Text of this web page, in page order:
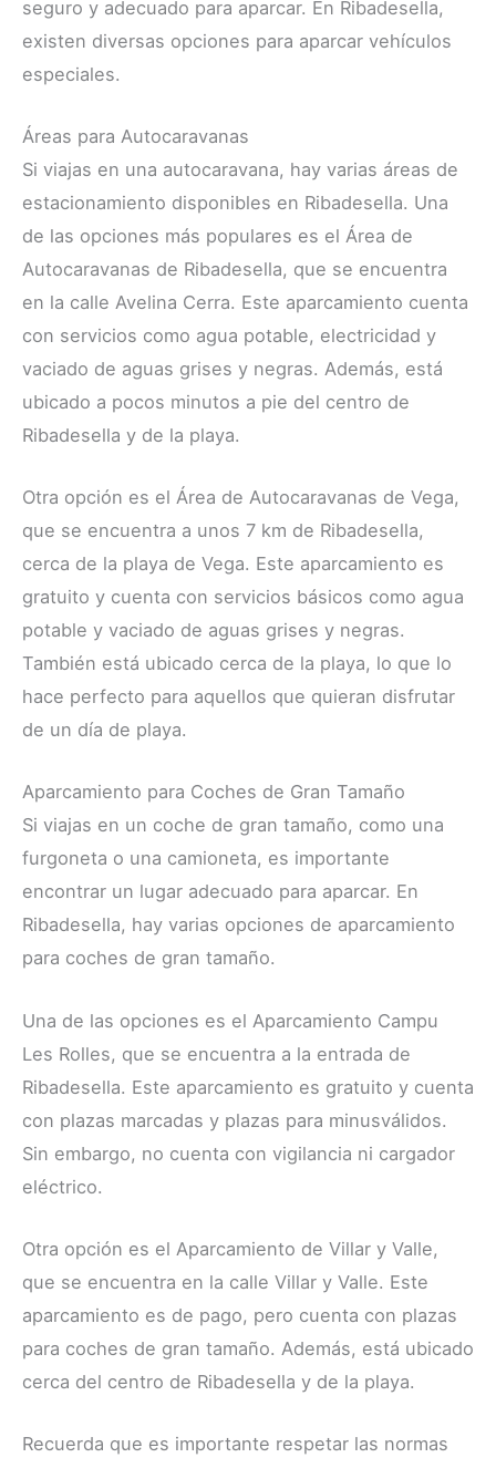
seguro y adecuado para aparcar. En Ribadesella,
existen diversas opciones para aparcar vehículos
especiales.
Áreas para Autocaravanas
Si viajas en una autocaravana, hay varias áreas de
estacionamiento disponibles en Ribadesella. Una
de las opciones más populares es el Área de
Autocaravanas de Ribadesella, que se encuentra
en la calle Avelina Cerra. Este aparcamiento cuenta
con servicios como agua potable, electricidad y
vaciado de aguas grises y negras. Además, está
ubicado a pocos minutos a pie del centro de
Ribadesella y de la playa.
Otra opción es el Área de Autocaravanas de Vega,
que se encuentra a unos 7 km de Ribadesella,
cerca de la playa de Vega. Este aparcamiento es
gratuito y cuenta con servicios básicos como agua
potable y vaciado de aguas grises y negras.
También está ubicado cerca de la playa, lo que lo
hace perfecto para aquellos que quieran disfrutar
de un día de playa.
Aparcamiento para Coches de Gran Tamaño
Si viajas en un coche de gran tamaño, como una
furgoneta o una camioneta, es importante
encontrar un lugar adecuado para aparcar. En
Ribadesella, hay varias opciones de aparcamiento
para coches de gran tamaño.
Una de las opciones es el Aparcamiento Campu
Les Rolles, que se encuentra a la entrada de
Ribadesella. Este aparcamiento es gratuito y cuenta
con plazas marcadas y plazas para minusválidos.
Sin embargo, no cuenta con vigilancia ni cargador
eléctrico.
Otra opción es el Aparcamiento de Villar y Valle,
que se encuentra en la calle Villar y Valle. Este
aparcamiento es de pago, pero cuenta con plazas
para coches de gran tamaño. Además, está ubicado
cerca del centro de Ribadesella y de la playa.
Recuerda que es importante respetar las normas